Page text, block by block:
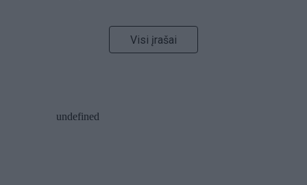
Visi įrašai